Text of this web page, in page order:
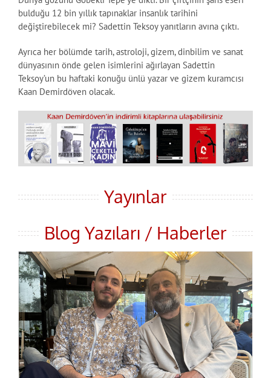
bulduğu 12 bin yıllık tapınaklar insanlık tarihini
değiştirebilecek mi? Sadettin Teksoy yanıtların avına çıktı.
Ayrıca her bölümde tarih, astroloji, gizem, dinbilim ve sanat
dünyasının önde gelen isimlerini ağırlayan Sadettin
Teksoy’un bu haftaki konuğu ünlü yazar ve gizem kuramcısı
Kaan Demirdöven olacak.
Yayınlar
Blog Yazıları / Haberler